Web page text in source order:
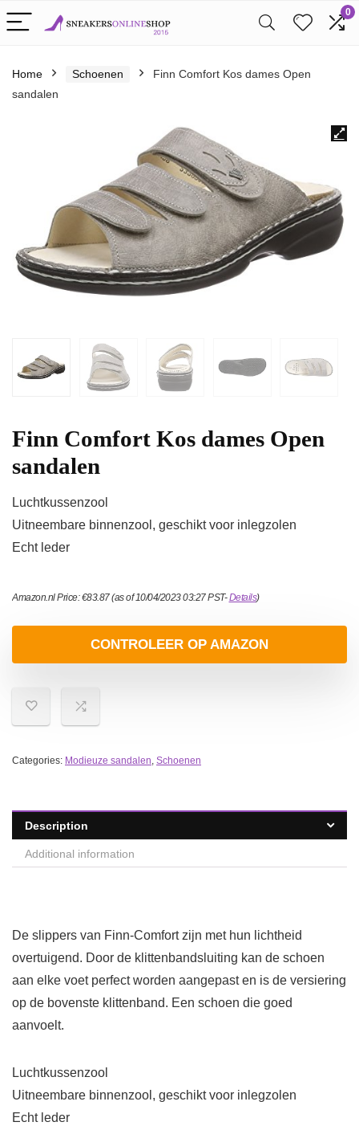
0
Home Schoenen
Finn Comfort Kos dames Open
sandalen
Finn Comfort Kos dames Open
sandalen
Luchtkussenzool
Uitneembare binnenzool, geschikt voor inlegzolen
Echt leder
Amazon.nl Price:€83.87(as of 10/04/2023 03:27 PST-Details)
CONTROLEER OP AMAZON
Categories: Modieuze sandalen, Schoenen
Description
Additional information
De slippers van Finn-Comfort zijn met hun lichtheid
overtuigend. Door de klittenbandsluiting kan de schoen
aan elke voet perfect worden aangepast en is de versiering
op de bovenste klittenband. Een schoen die goed
aanvoelt.
Luchtkussenzool
Uitneembare binnenzool, geschikt voor inlegzolen
Echt leder